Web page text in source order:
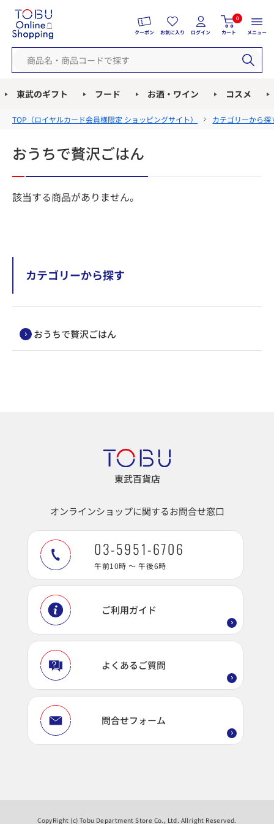
クーポン お気に入り ログイン
0
カート メニュー
東武のギフト フード お酒・ワイン コスメ
TOP（ロイヤルカード会員様限定 ショッピングサイト） カテゴリーから探
カテゴリーから探す
おうちで贅沢ごはん
おうちで贅沢ごはん
該当する商品がありません。
東武百貨店
オンラインショップに関するお問合せ窓口
03-5951-6706
午前10時 ～ 午後6時
ご利用ガイド
よくあるご質問
問合せフォーム
CopyRight (c) Tobu Department Store Co., Ltd. Allright Reserved.